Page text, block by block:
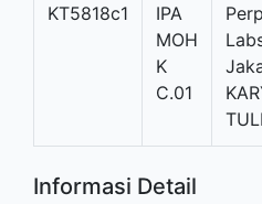
KT5818c1
IPA
MOH
K
C.01
Informasi Detail